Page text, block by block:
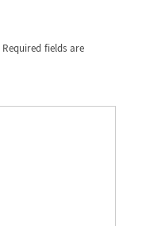
Required fields are